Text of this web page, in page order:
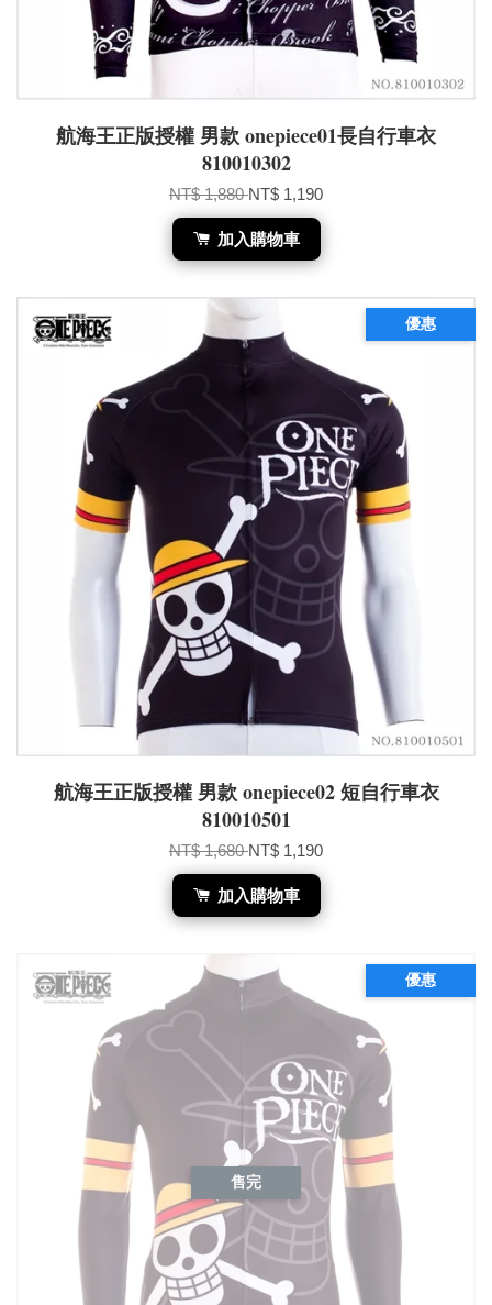
航海王正版授權 男款 onepiece01長自行車衣
810010302
NT$ 1,880NT$ 1,190
加入購物車
優惠
航海王正版授權 男款 onepiece02 短自行車衣
810010501
NT$ 1,680NT$ 1,190
加入購物車
優惠
售完